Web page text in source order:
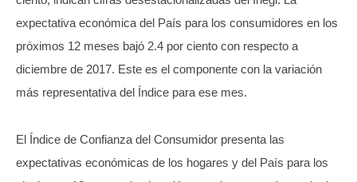
expectativa económica del País para los consumidores en los
próximos 12 meses bajó 2.4 por ciento con respecto a
diciembre de 2017. Este es el componente con la variación
más representativa del Índice para ese mes.
El Índice de Confianza del Consumidor presenta las
expectativas económicas de los hogares y del País para los